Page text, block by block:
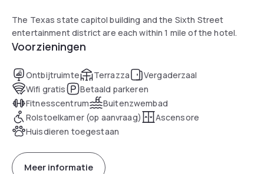
The Texas state capitol building and the Sixth Street
entertainment district are each within 1 mile of the hotel.
Voorzieningen
Ontbijtruimte Terrazza
Vergaderzaal
Wifi gratis
Betaald parkeren
Fitnesscentrum
Buitenzwembad
Rolstoelkamer (op aanvraag)
Ascensore
Huisdieren toegestaan
Meer informatie